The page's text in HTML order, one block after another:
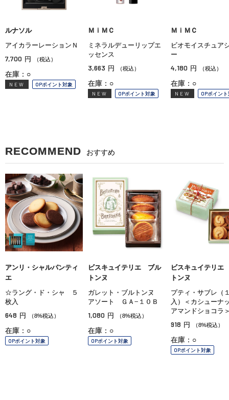
ルナソル
アイカラーレーションＮ
7,700 円 （税込）
在庫：○
NEW OPポイント対象
ＭｉＭＣ
ミネラルデューリップエ
ッセンス
3,663 円 （税込）
在庫：○
NEW OPポイント対象
ＭｉＭＣ
ビオモイスチュア
ー
4,180 円 （税込）
在庫：○
NEW OPポイン
RECOMMEND おすすめ
アンリ・シャルパンティ
エ
☆ラング・ド・シャ ５
枚入
648 円 （8%税込）
在庫：○
OPポイント対象
ビスキュイテリエ ブル
トンヌ
ガレット・ブルトンヌ
アソート ＧＡ−１０Ｂ
1,080 円 （8%税込）
在庫：○
OPポイント対象
ビスキュイテリ
トンヌ
プティ・サブレ（
入）＜カシューナ
アマンドショコラ
918 円 （8%税込）
在庫：○
OPポイント対象